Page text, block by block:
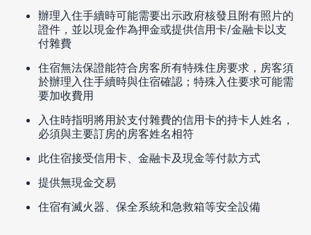
辦理入住手續時可能需要出示政府核發且附有照片的
證件，並以現金作為押金或提供信用卡/金融卡以支
付雜費
住宿無法保證能符合房客所有特殊住房要求，房客須
於辦理入住手續時與住宿確認；特殊入住要求可能需
要加收費用
入住時指明將用於支付雜費的信用卡的持卡人姓名，
必須與主要訂房的房客姓名相符
此住宿接受信用卡、金融卡及現金等付款方式
提供無現金交易
住宿有滅火器、保全系統和急救箱等安全設備